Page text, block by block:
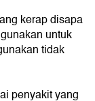
kerap disapa
untuk
tidak
penyakit yang